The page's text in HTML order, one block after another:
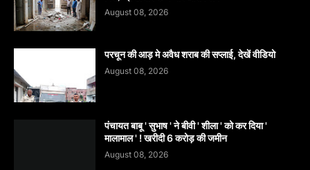
August 08, 2026
परचून की आड़ मे अवैध शराब की सप्लाई, देखें वीडियो
August 08, 2026
पंचायत बाबू ' सुभाष ' ने बीवी ' शीला ' को कर दिया '
मालामाल ' ! खरीदी 6 करोड़ की जमीन
August 08, 2026